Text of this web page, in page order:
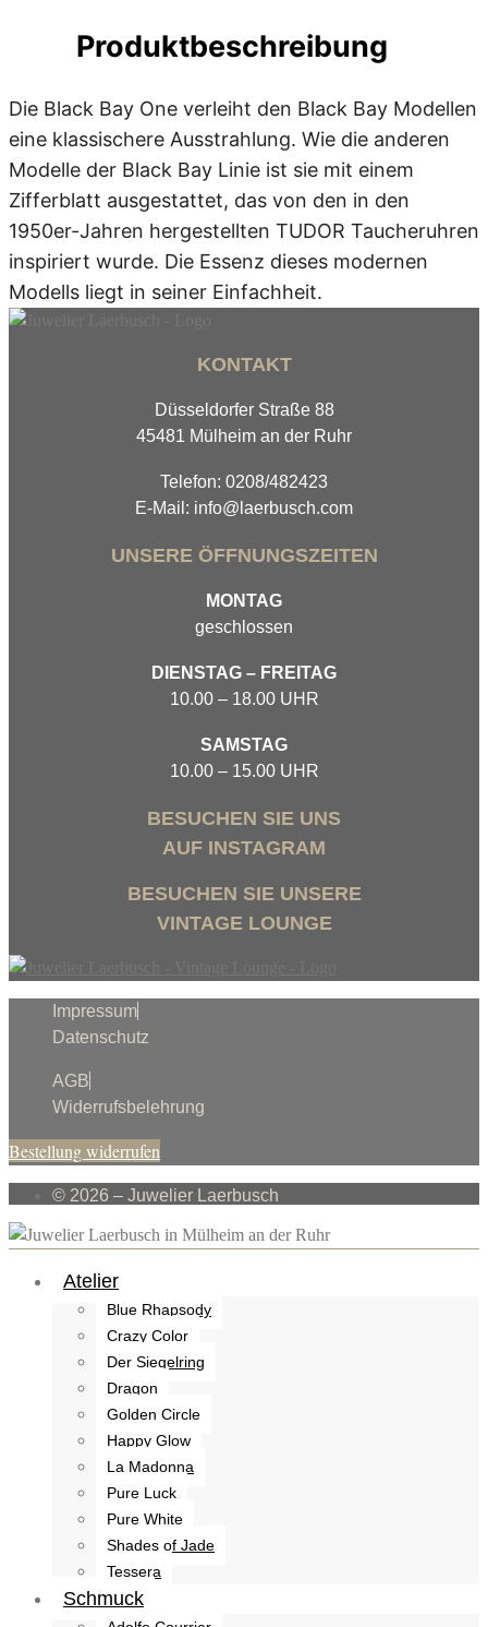
Produktbeschreibung
Die Black Bay One verleiht den Black Bay Modellen
eine klassischere Ausstrahlung. Wie die anderen
Modelle der Black Bay Linie ist sie mit einem
Zifferblatt ausgestattet, das von den in den
1950er-Jahren hergestellten TUDOR Taucheruhren
inspiriert wurde. Die Essenz dieses modernen
Modells liegt in seiner Einfachheit.
KONTAKT
Düsseldorfer Straße 88
45481 Mülheim an der Ruhr
Telefon: 0208/482423
E-Mail: info@laerbusch.com
UNSERE ÖFFNUNGSZEITEN
MONTAG
geschlossen
DIENSTAG – FREITAG
10.00 – 18.00 UHR
SAMSTAG
10.00 – 15.00 UHR
BESUCHEN SIE UNS
AUF INSTAGRAM
BESUCHEN SIE UNSERE
VINTAGE LOUNGE
Impressum
Datenschutz
AGB
Widerrufsbelehrung
Bestellung widerrufen
© 2026 – Juwelier Laerbusch
Atelier
Blue Rhapsody
Crazy Color
Der Siegelring
Dragon
Golden Circle
Happy Glow
La Madonna
Pure Luck
Pure White
Shades of Jade
Tessera
Schmuck